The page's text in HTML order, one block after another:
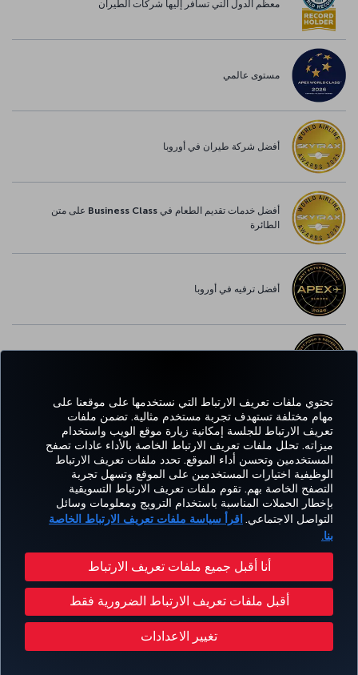
تحتوي ملفات تعريف الارتباط التي نستخدمها على موقعنا على
مهام مختلفة تستهدف تجربة مستخدم مثالية. تضمن ملفات
تعريف الارتباط للجلسة إمكانية زيارة موقع الويب واستخدام
ميزاته. تحلل ملفات تعريف الارتباط الخاصة بالأداء عادات تصفح
المستخدمين وتحسن أداء الموقع. تحدد ملفات تعريف الارتباط
الوظيفية اختيارات المستخدمين على الموقع وتسهل تجربة
التصفح الخاصة بهم. تقوم ملفات تعريف الارتباط التسويقية
بإخطار الحملات المناسبة باستخدام الترويج ومعلومات وسائل
التواصل الاجتماعي. اقرأ سياسة ملفات تعريف الارتباط الخاصة
بنا.
أنا أقبل جميع ملفات تعريف الارتباط
أقبل ملفات تعريف الارتباط الضرورية فقط
تغيير الاعدادات
معظم الدول التي تسافر إليها شركات الطيران
مستوى عالمي
أفضل شركة طيران في أوروبا
أفضل خدمات تقديم الطعام في Business Class على متن
الطائرة
أفضل ترفيه في أوروبا
Facebook
Twitter
Instagram
YouTube
LinkedIn
تيك توك
Blog
Pinterest
الحجز
والإدارة
خبرة
العروض
والوجهات
مساعدة MILES&SMILES
CORPORATE
CLUB
سياسة الخصوصية وملفات تعريف الارتباط إشعار قانوني حقوق المسافر
تغيير إعدادات ملفات تعريف الارتباط خطة خدمة عملاء وزارة النقل الأمريكية
حقوق أصحاب البيانات في الإتحاد الأوروبي
حقوق النشر محفوظة للخطوط الجوية التركية © 1996 - 2026